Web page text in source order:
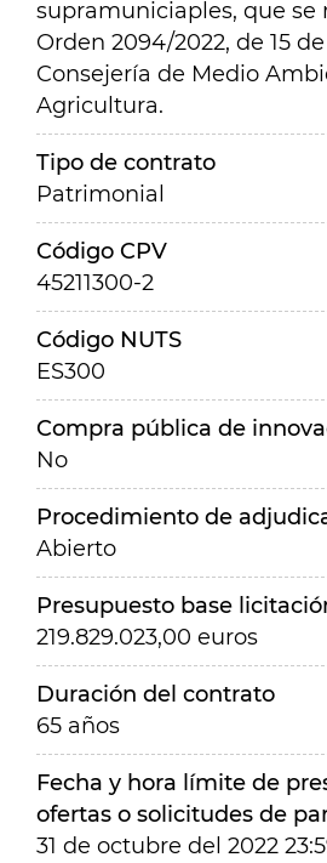
supramuniciaples, que se
Orden 2094/2022, de 15
Consejería de Medio
Agricultura.
Tipo de contrato
Patrimonial
Código CPV
45211300-2
Código NUTS
ES300
Compra pública de
No
Procedimiento de
Abierto
Presupuesto base
219.829.023,00 euros
Duración del contrato
65 años
Fecha y hora límite de
ofertas o solicitudes de
31 de octubre del 2022